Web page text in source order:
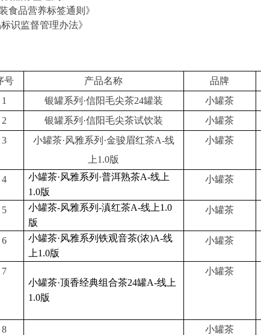
食品营养标签通则》
识监督管理办法》
号
产品名称 品牌
1
银罐系列·信阳毛尖茶24罐装 小罐茶
2
银罐系列·信阳毛尖茶试饮装 小罐茶
3
小罐茶·风雅系列·金骏眉红茶A-线
上1.0版
小罐茶
4
小罐茶·风雅系列·普洱熟茶A-线上
1.0版
小罐茶
5
小罐茶-风雅系列-滇红茶A-线上1.0
版
小罐茶
6
小罐茶·风雅系列铁观音茶(浓)A-线
上1.0版
小罐茶
7
小罐茶·顶香经典组合茶24罐A-线上
1.0版
小罐茶
8
小罐茶